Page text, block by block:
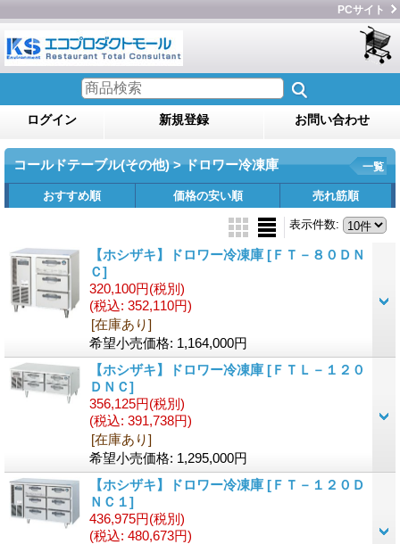
PCサイト
ログイン 新規登録 お問い合わせ
コールドテーブル(その他) > ドロワー冷凍庫 一覧
おすすめ順 価格の安い順 売れ筋順
表示件数:
【ホシザキ】ドロワー冷凍庫 [ＦＴ－８０ＤＮ
Ｃ]
320,100円(税別)
(税込: 352,110円)
[在庫あり]
希望小売価格: 1,164,000円
【ホシザキ】ドロワー冷凍庫 [ＦＴＬ－１２０
ＤＮＣ]
356,125円(税別)
(税込: 391,738円)
[在庫あり]
希望小売価格: 1,295,000円
【ホシザキ】ドロワー冷凍庫 [ＦＴ－１２０Ｄ
ＮＣ１]
436,975円(税別)
(税込: 480,673円)